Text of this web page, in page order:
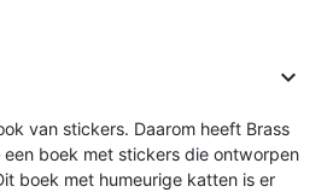

van stickers. Daarom heeft Brass
boek met stickers die ontworpen
boek met humeurige katten is er